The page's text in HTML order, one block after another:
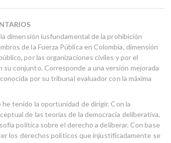
dimensión iusfundamental de la prohibición
de la Fuerza Pública en Colombia, dimensión
por las organizaciones civiles y por el
conjunto. Corresponde a una versión mejorada
por su tribunal evaluador con la máxima
tenido la oportunidad de dirigir. Con la
de las teorías de la democracia deliberativa,
política sobre el derecho a deliberar. Con base
los derechos políticos que injustificadamente se